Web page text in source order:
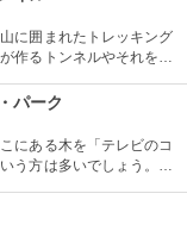
に囲まれたトレッキング
作るトンネルやそれを囲
有の生物もたくさんいる
いろ教わるのもアリ。
パーク
にある木を「テレビのコ
う方は多いでしょう。日
、感動しますよ！